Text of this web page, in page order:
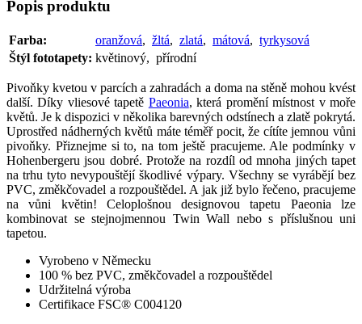
Popis produktu
Farba: oranžová, žltá, zlatá, mátová, tyrkysová
Štýl fototapety: květinový, přírodní
Pivoňky kvetou v parcích a zahradách a doma na stěně mohou kvést
další. Díky vliesové tapetě Paeonia, která promění místnost v moře
květů. Je k dispozici v několika barevných odstínech a zlatě pokrytá.
Uprostřed nádherných květů máte téměř pocit, že cítíte jemnou vůni
pivoňky. Přiznejme si to, na tom ještě pracujeme. Ale podmínky v
Hohenbergeru jsou dobré. Protože na rozdíl od mnoha jiných tapet
na trhu tyto nevypouštějí škodlivé výpary. Všechny se vyrábějí bez
PVC, změkčovadel a rozpouštědel. A jak již bylo řečeno, pracujeme
na vůni květin! Celoplošnou designovou tapetu Paeonia lze
kombinovat se stejnojmennou Twin Wall nebo s příslušnou uni
tapetou.
Vyrobeno v Německu
100 % bez PVC, změkčovadel a rozpouštědel
Udržitelná výroba
Certifikace FSC® C004120